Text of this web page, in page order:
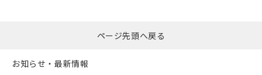
ページ先頭へ戻る
お知らせ・最新情報